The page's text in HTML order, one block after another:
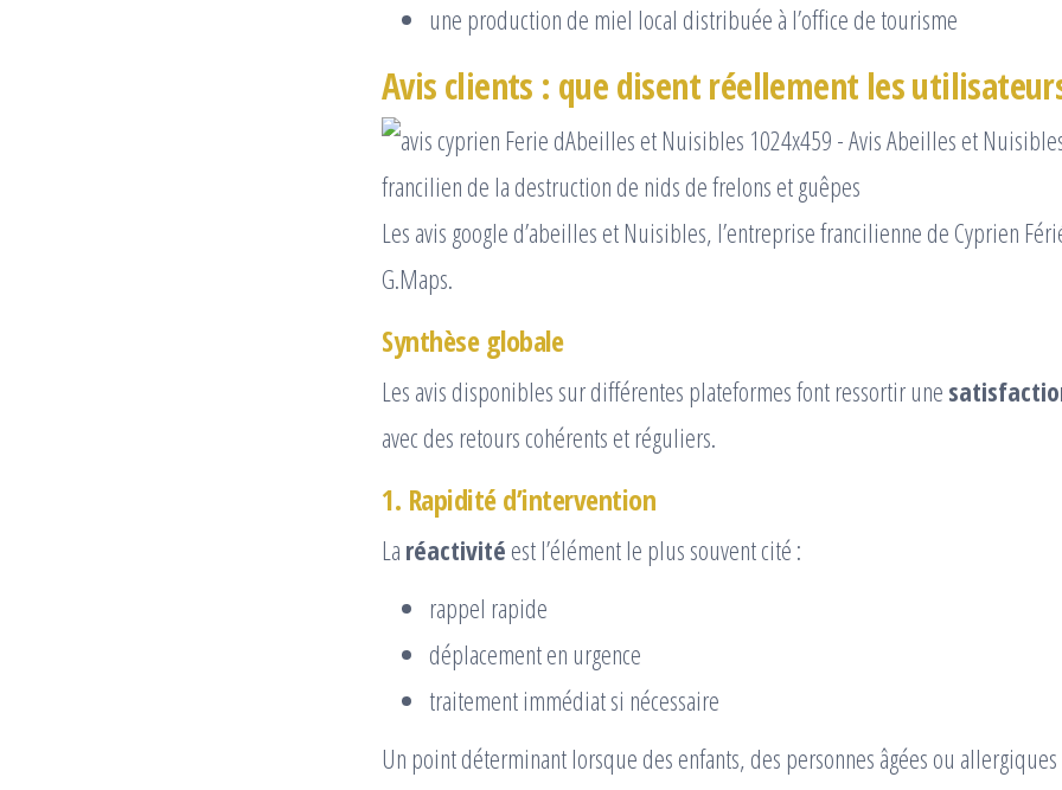
une production de miel local distribuée à l’office de tourisme
Avis clients : que disent réellement les
Les avis google d’abeilles et Nuisibles, l’entreprise francilienne de Cyprien
G.Maps.
Synthèse globale
Les avis disponibles sur différentes plateformes font ressortir une
avec des retours cohérents et réguliers.
1. Rapidité d’intervention
La réactivité est l’élément le plus souvent cité :
rappel rapide
déplacement en urgence
traitement immédiat si nécessaire
Un point déterminant lorsque des enfants, des personnes âgées ou allergiques